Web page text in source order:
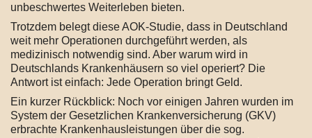
unbeschwertes Weiterleben bieten.
Trotzdem belegt diese AOK-Studie, dass in Deutschland
weit mehr Operationen durchgeführt werden, als
medizinisch notwendig sind. Aber warum wird in
Deutschlands Krankenhäusern so viel operiert? Die
Antwort ist einfach: Jede Operation bringt Geld.
Ein kurzer Rückblick: Noch vor einigen Jahren wurden im
System der Gesetzlichen Krankenversicherung (GKV)
erbrachte Krankenhausleistungen über die sog.